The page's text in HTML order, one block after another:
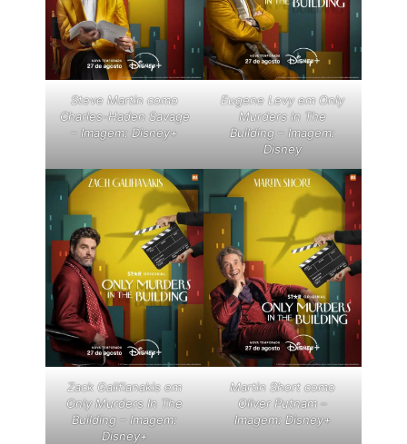
Steve Martin como
Charles-Haden Savage
– Imagem: Disney+
Eugene Levy em Only
Murders In The
Building – Imagem:
Disney
Zack Galifianakis em
Only Murders In The
Building – Imagem:
Disney+
Martin Short como
Oliver Putnam –
Imagem: Disney+